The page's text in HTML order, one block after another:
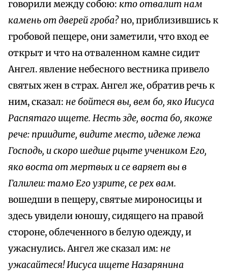
говорили между собою: кто отвалит нам
камень от дверей гроба?но, приблизившись к
гробовой пещере, они заметили, что вход ее
открыт и что на отваленном камне сидит
Ангел. явление небесного вестника привело
святых жен в страх. Ангел же, обратив речь к
ним, сказал: не бойтеся вы, вем бо, яко Иисуса
Распятаго ищете. Несть зде, воста бо, якоже
рече: приидите, видите место, идеже лежа
Господь, и скоро шедше рцыте учеником Его,
яко воста от мертвых и се варяет вы в
Галилеи: тамо Его узрите, се рех вам.
вошедши в пещеру, святые мироносицы и
здесь увидели юношу, сидящего на правой
стороне, облеченного в белую одежду, и
ужаснулись. Ангел же сказал им: не
ужасайтеся! Иисуса ищете Назарянина